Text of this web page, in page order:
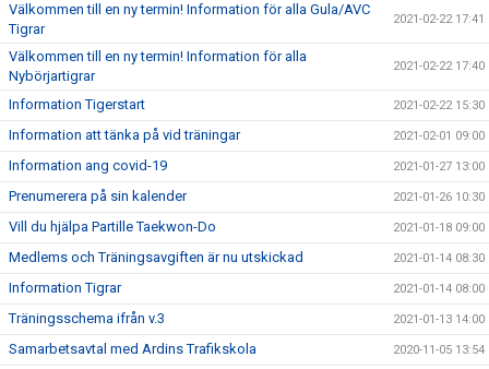
Välkommen till en ny termin! Information för alla Gula/AVC
Tigrar
2021-02-22 17:41
Välkommen till en ny termin! Information för alla
Nybörjartigrar
2021-02-22 17:40
Information Tigerstart 2021-02-22 15:30
Information att tänka på vid träningar 2021-02-01 09:00
Information ang covid-19 2021-01-27 13:00
Prenumerera på sin kalender 2021-01-26 10:30
Vill du hjälpa Partille Taekwon-Do 2021-01-18 09:00
Medlems och Träningsavgiften är nu utskickad 2021-01-14 08:30
Information Tigrar 2021-01-14 08:00
Träningsschema ifrån v.3 2021-01-13 14:00
Samarbetsavtal med Ardins Trafikskola 2020-11-05 13:54